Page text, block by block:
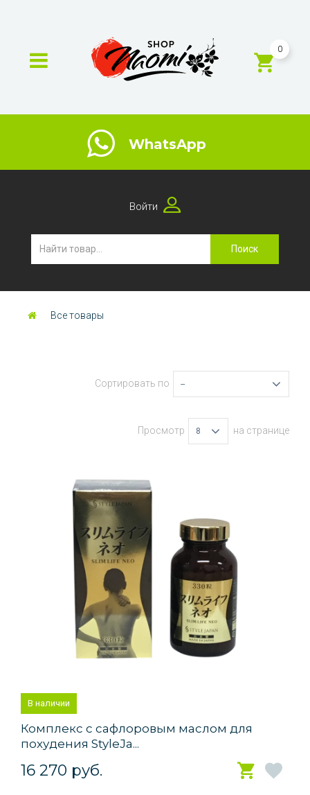
0
WhatsApp
Войти
Поиск
Все товары
Сортировать по --
Просмотр 8 на странице
В наличии
Комплекс с сафлоровым маслом для
похудения StyleJa...
16 270 руб.